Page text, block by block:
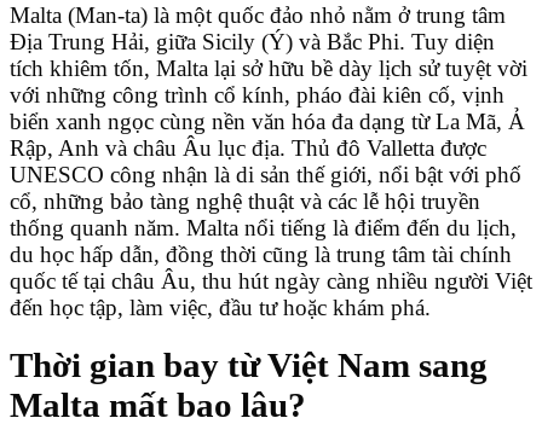
Malta (Man-ta) là một quốc đảo nhỏ nằm ở trung tâm
Địa Trung Hải, giữa Sicily (Ý) và Bắc Phi. Tuy diện
tích khiêm tốn, Malta lại sở hữu bề dày lịch sử tuyệt vời
với những công trình cổ kính, pháo đài kiên cố, vịnh
biển xanh ngọc cùng nền văn hóa đa dạng từ La Mã, Ả
Rập, Anh và châu Âu lục địa. Thủ đô Valletta được
UNESCO công nhận là di sản thế giới, nổi bật với phố
cổ, những bảo tàng nghệ thuật và các lễ hội truyền
thống quanh năm. Malta nổi tiếng là điểm đến du lịch,
du học hấp dẫn, đồng thời cũng là trung tâm tài chính
quốc tế tại châu Âu, thu hút ngày càng nhiều người Việt
đến học tập, làm việc, đầu tư hoặc khám phá.
Thời gian bay từ Việt Nam sang
Malta mất bao lâu?